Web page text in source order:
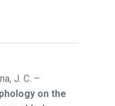
J. C. –
on the